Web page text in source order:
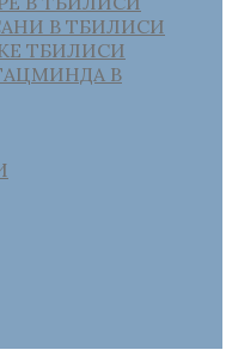
В ТБИЛИСИ
ТБИЛИСИ
В